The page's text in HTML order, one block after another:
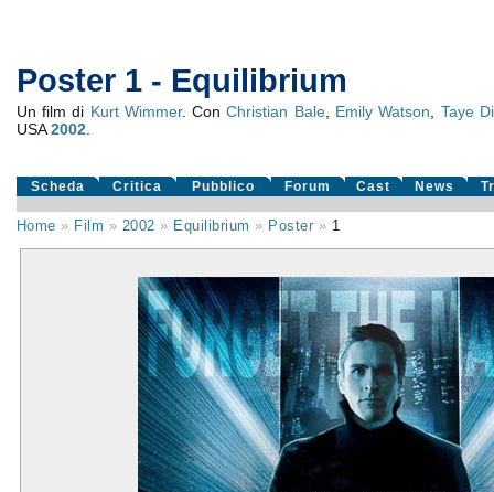
Poster 1 - Equilibrium
Un film di Kurt Wimmer. ConChristian Bale, Emily Watson
Taye
USA2002.
Scheda Critica Pubblico Forum Cast News
Home » Film » 2002 » Equilibrium » Poster » 1